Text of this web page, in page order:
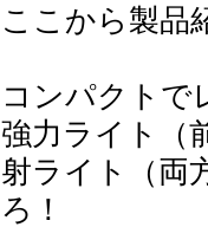
ここから製品
コンパクトで
強力ライト（
射ライト（両
ろ！